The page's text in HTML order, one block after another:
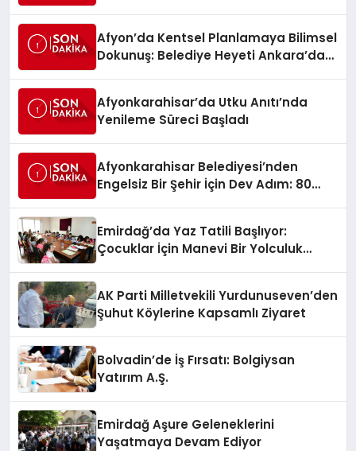
Afyon’da Kentsel Planlamaya Bilimsel
Dokunuş: Belediye Heyeti Ankara’da
Afyonkarahisar’da Utku Anıtı’nda
Yenileme Süreci Başladı
Afyonkarahisar Belediyesi’nden
Engelsiz Bir Şehir İçin Dev Adım: 80
Emirdağ’da Yaz Tatili Başlıyor:
Çocuklar İçin Manevi Bir Yolculuk
AK Parti Milletvekili Yurdunuseven’den
Şuhut Köylerine Kapsamlı Ziyaret
Bolvadin’de İş Fırsatı: Bolgiysan
Yatırım A.Ş.
Emirdağ Aşure Geleneklerini
Yaşatmaya Devam Ediyor